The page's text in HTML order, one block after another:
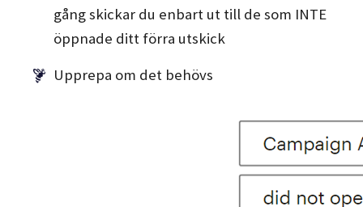
gång skickar du enbart ut till de som INTE
öppnade ditt förra utskick
Upprepa om det behövs